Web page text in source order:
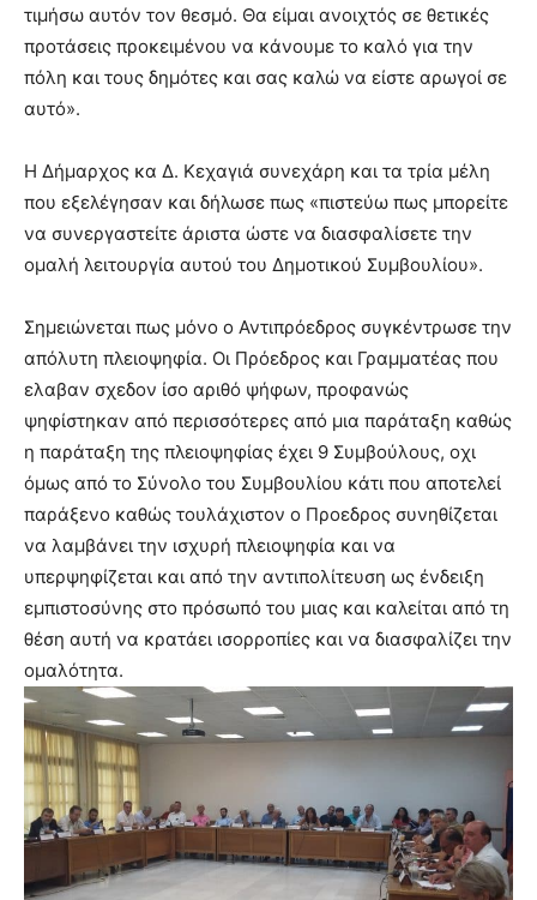
τιμήσω αυτόν τον θεσμό. Θα είμαι ανοιχτός σε θετικές
προτάσεις προκειμένου να κάνουμε το καλό για την
πόλη και τους δημότες και σας καλώ να είστε αρωγοί σε
αυτό».
Η Δήμαρχος κα Δ. Κεχαγιά συνεχάρη και τα τρία μέλη
που εξελέγησαν και δήλωσε πως «πιστεύω πως μπορείτε
να συνεργαστείτε άριστα ώστε να διασφαλίσετε την
ομαλή λειτουργία αυτού του Δημοτικού Συμβουλίου».
Σημειώνεται πως μόνο ο Αντιπρόεδρος συγκέντρωσε την
απόλυτη πλειοψηφία. Οι Πρόεδρος και Γραμματέας που
ελαβαν σχεδον ίσο αριθό ψήφων, προφανώς
ψηφίστηκαν από περισσότερες από μια παράταξη καθώς
η παράταξη της πλειοψηφίας έχει 9 Συμβούλους, οχι
όμως από το Σύνολο του Συμβουλίου κάτι που αποτελεί
παράξενο καθώς τουλάχιστον ο Προεδρος συνηθίζεται
να λαμβάνει την ισχυρή πλειοψηφία και να
υπερψηφίζεται και από την αντιπολίτευση ως ένδειξη
εμπιστοσύνης στο πρόσωπό του μιας και καλείται από τη
θέση αυτή να κρατάει ισορροπίες και να διασφαλίζει την
ομαλότητα.